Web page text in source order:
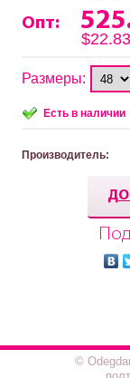
Опт:
$22.83
Размеры:
Есть в наличии
Производитель:
©